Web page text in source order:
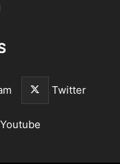
Twitter
Youtube